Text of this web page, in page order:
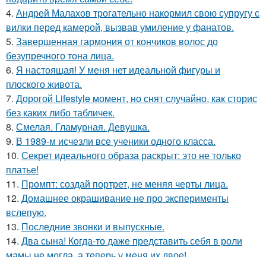
4. Андрей Малахов трогательно накормил свою супругу с
вилки перед камерой, вызвав умиление у фанатов.
5. Завершенная гармония от кончиков волос до
безупречного тона лица.
6. Я настоящая! У меня нет идеальной фигуры и
плоского живота.
7. Дорогой Lifestyle момент, но снят случайно, как сторис
без каких либо табличек.
8. Смелая. Гламурная. Девушка.
9. В 1989-м исчезли все ученики одного класса.
10. Секрет идеального образа раскрыт: это не только
платье!
11. Промпт: создай портрет, не меняя черты лица.
12. Домашнее окрашивание не про эксперименты
вслепую.
13. Последние звонки и выпускные.
14. Два сына! Когда-то даже представить себя в роли